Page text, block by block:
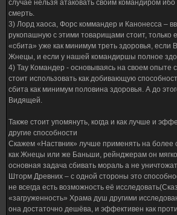
случае нельзя атаковать своим командиром ибо
смерть.
3) Лорд хаоса, Форс коммандер и Канонесса –
рукопашную с этими товарищами стоит, только
«сбита» уже как минимум треть здоровья, если
Жнецы, и если у нашей командиршы полное
4) Тау Командер - основываясь на своем опыте
стоит использовать как добивающую
сбита как минимум половина здоровья. А до
Видящей.
Также стоит упомянуть, когда и как лучше и
другие способности
Скажем «Наствник» лучше применять на более
как Жнецы или же Баньши, рейнджерам он
основная задача сбивать мораль а не
Шторм Древних – с одной стороны это
не всегда есть возможность её
«загруженность» Храма душ другими
она достаточно дешёва, и эффективен как